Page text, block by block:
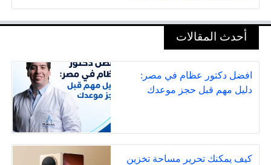
أحدث المقالات
افضل دكتور عظام في مصر:
دليل مهم قبل حجز موعدك
كيف يمكنك تحرير مساحة تخزين